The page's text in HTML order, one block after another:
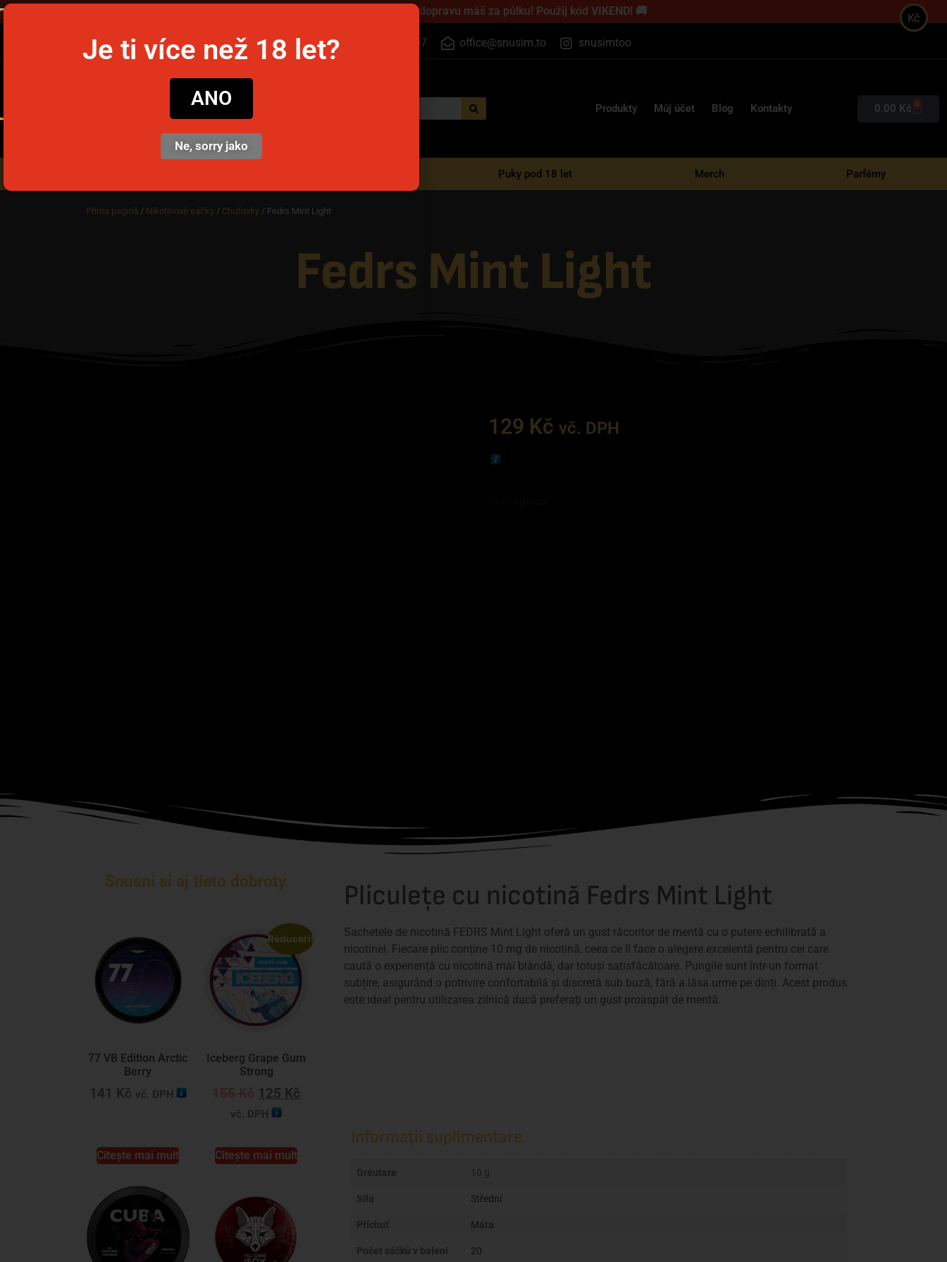
Objednej přes víkend a dopravu máš za půlku! Použij kód VIKEND! 🚚
+420 555 500 807 office@snusim.to snusimtoo
snusim Produkty Můj účet Blog Kontakty 0.00 Kč 0
Puky pod 18 let Merch Parfémy
Prima pagină / Nikotinové sáčky / Chuťovky / Fedrs Mint Light
Fedrs Mint Light
129 Kč vč. DPH
Snusni si aj tieto dobroty.
77 VB Edition Arctic
Berry
141 Kč vč. DPH
Citește mai mult
Reduceri!
Iceberg Grape Gum
Strong
125 Kč
vč. DPH
Citește mai mult
Pliculețe cu nicotină Fedrs Mint Light
Sachetele de nicotină FEDRS Mint Light oferă un gust răcoritor de mentă cu o putere echilibrată a
nicotinei. Fiecare plic conține 10 mg de nicotină, ceea ce îl face o alegere excelentă pentru cei care
caută o experiență cu nicotină mai blândă, dar totuși satisfăcătoare. Pungile sunt într-un format
subțire, asigurând o potrivire confortabilă și discretă sub buză, fără a lăsa urme pe dinți. Acest produs
este ideal pentru utilizarea zilnică dacă preferați un gust proaspăt de mentă.
Informații suplimentare
Greutate 10 g
Síla Střední
Příchuť Máta
Počet sáčků v balení 20
Kč
Je ti více než 18 let?
ANO
Ne, sorry jako